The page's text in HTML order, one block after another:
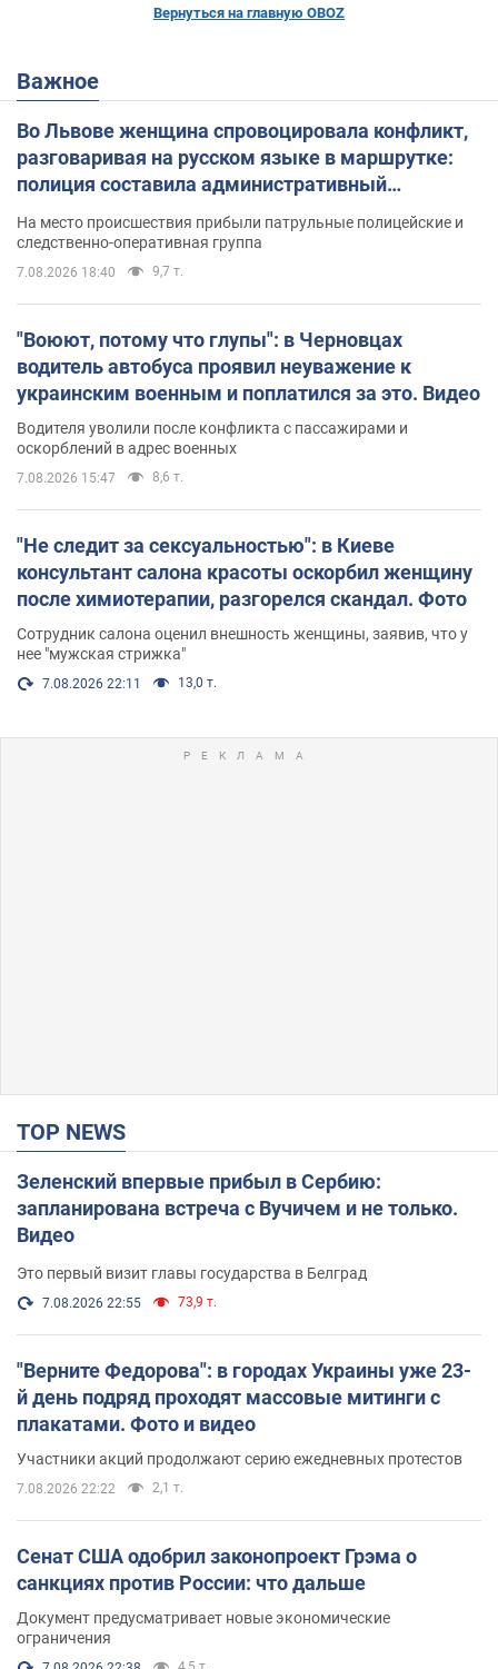
Вернуться на главную OBOZ
Важное
Во Львове женщина спровоцировала конфликт,
разговаривая на русском языке в маршрутке:
полиция составила административный
На место происшествия прибыли патрульные полицейские и
следственно-оперативная группа
7.08.2026 18:40 9,7 т.
"Воюют, потому что глупы": в Черновцах
водитель автобуса проявил неуважение к
украинским военным и поплатился за это. Видео
Водителя уволили после конфликта с пассажирами и
оскорблений в адрес военных
7.08.2026 15:47 8,6 т.
"Не следит за сексуальностью": в Киеве
консультант салона красоты оскорбил женщину
после химиотерапии, разгорелся скандал. Фото
Сотрудник салона оценил внешность женщины, заявив, что у
нее "мужская стрижка"
7.08.2026 22:11 13,0 т.
TOP NEWS
Зеленский впервые прибыл в Сербию:
запланирована встреча с Вучичем и не только.
Видео
Это первый визит главы государства в Белград
7.08.2026 22:55 73,9 т.
"Верните Федорова": в городах Украины уже 23-
й день подряд проходят массовые митинги с
плакатами. Фото и видео
Участники акций продолжают серию ежедневных протестов
7.08.2026 22:22 2,1 т.
Сенат США одобрил законопроект Грэма о
санкциях против России: что дальше
Документ предусматривает новые экономические
ограничения